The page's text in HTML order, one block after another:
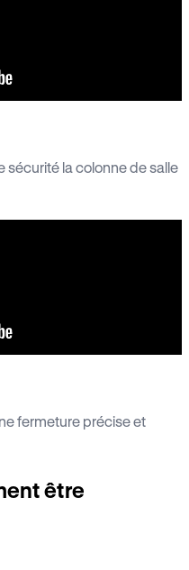
sécurité la colonne de salle
fermeture précise et
être